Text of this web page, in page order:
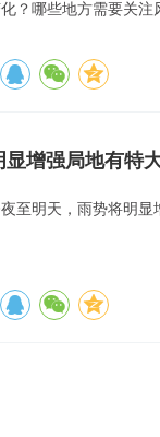
？哪些地方需要关注
增强局地有特
至明天，雨势将明显